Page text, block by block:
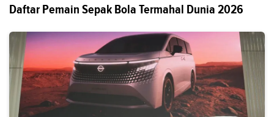
Daftar Pemain Sepak Bola Termahal Dunia 2026